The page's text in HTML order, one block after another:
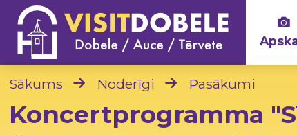
Sākums Noderīgi Pasākumi
Koncertprogramma